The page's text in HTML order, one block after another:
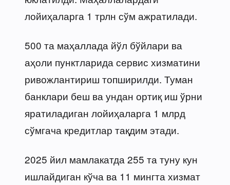
лойиҳаларга 1 трлн сўм ажратилади.
500 та маҳаллада йўл бўйлари ва
аҳоли пунктларида сервис хизматини
ривожлантириш топширилди. Туман
банклари беш ва ундан ортиқ иш ўрни
яратиладиган лойиҳаларга 1 млрд
сўмгача кредитлар тақдим этади.
2025 йил мамлакатда 255 та туну кун
ишлайдиган кўча ва 11 мингта хизмат